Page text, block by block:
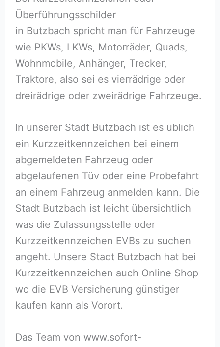
Überführungsschilder
in Butzbach spricht man für Fahrzeuge
wie PKWs, LKWs, Motorräder, Quads,
Wohnmobile, Anhänger, Trecker,
Traktore, also sei es vierrädrige oder
dreirädrige oder zweirädrige Fahrzeuge.
In unserer Stadt Butzbach ist es üblich
ein Kurzzeitkennzeichen bei einem
abgemeldeten Fahrzeug oder
abgelaufenen Tüv oder eine Probefahrt
an einem Fahrzeug anmelden kann. Die
Stadt Butzbach ist leicht übersichtlich
was die Zulassungsstelle oder
Kurzzeitkennzeichen EVBs zu suchen
angeht. Unsere Stadt Butzbach hat bei
Kurzzeitkennzeichen auch Online Shop
wo die EVB Versicherung günstiger
kaufen kann als Vorort.
Das Team von www.sofort-